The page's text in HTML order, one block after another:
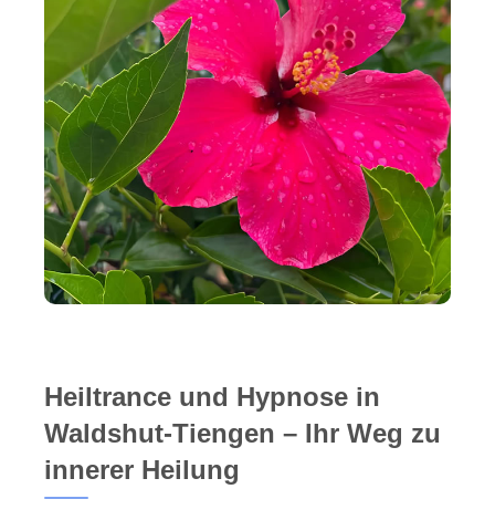
Heiltrance und Hypnose in
Waldshut-Tiengen – Ihr Weg zu
innerer Heilung